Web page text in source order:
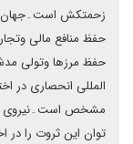
زحمتکش است۔جهان
حفظ منافع مالی
حفظ مرزها وتولی
المللی انحصاری در
مشخص است۔نیروی
توان این ثروت را در